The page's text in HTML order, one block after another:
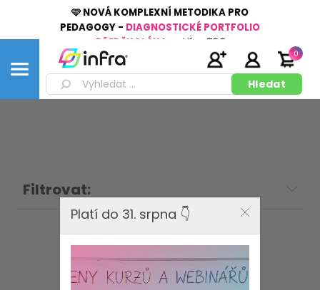
🩷 NOVÁ KOMPLEXNÍ METODIKA PRO
PEDAGOGY - DIAGNOSTICKÉ PORTFOLIO
PŘEDŠKOLÁKA
Více ZDE
0
Filtrovat:
Zelinková Olga
Platí do 31. srpna 👇